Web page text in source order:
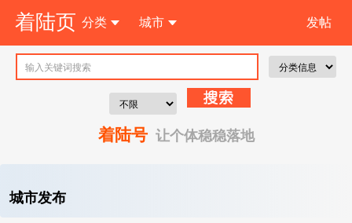
着陆页 分类 城市 发帖
注 册
着陆号让个体稳稳落地
城市发布